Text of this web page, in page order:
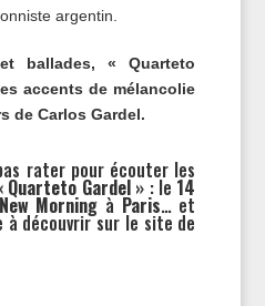
argentin.
ballades, « Quarteto
accents de mélancolie
de Carlos Gardel.
rater pour écouter les
Quarteto Gardel » : le 14
New Morning à Paris… et
à découvrir sur le site de